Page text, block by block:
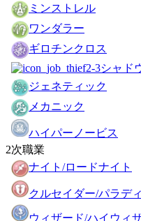
ミンストレル
ワンダラー
ギロチンクロス
シャド
ジェネティック
メカニック
ハイパーノービス
2次職業
ナイト/ロードナイト
クルセイダー/パラデ
ウィザード/ハイウィ